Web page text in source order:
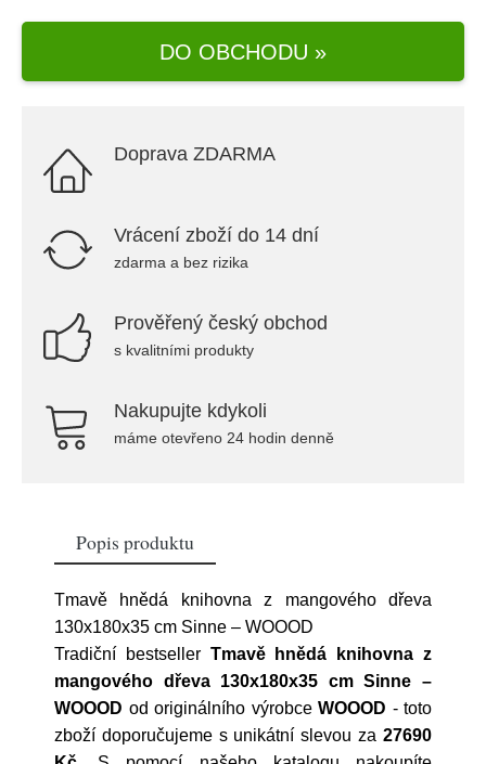
DO OBCHODU »
Doprava ZDARMA
Vrácení zboží do 14 dní
zdarma a bez rizika
Prověřený český obchod
s kvalitními produkty
Nakupujte kdykoli
máme otevřeno 24 hodin denně
Popis produktu
Tmavě hnědá knihovna z mangového dřeva
130x180x35 cm Sinne – WOOOD
Tradiční bestseller Tmavě hnědá knihovna z
mangového dřeva 130x180x35 cm Sinne –
WOOOD od originálního výrobce WOOOD - toto
zboží doporučujeme s unikátní slevou za 27690